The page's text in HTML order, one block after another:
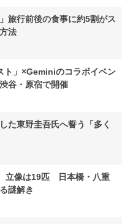
旅行前後の食事に約5割がス
法
」×Geminiのコラボイベン
谷・原宿で開催
た東野圭吾氏へ誓う「多く
立像は19匹 日本橋・八重
謎解き